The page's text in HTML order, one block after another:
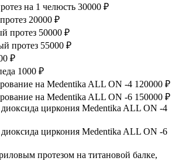
на 1 челюсть 30000 ₽
20000 ₽
протез 50000 ₽
протез 55000 ₽
₽
1000 ₽
на Medentika ALL ON -4 120000 ₽
на Medentika ALL ON -6 150000 ₽
циркония Medentika ALL ON -4
циркония Medentika ALL ON -6
протезом на титановой балке,